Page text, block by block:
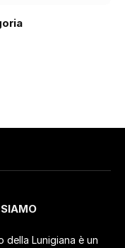
della Lunigiana è un